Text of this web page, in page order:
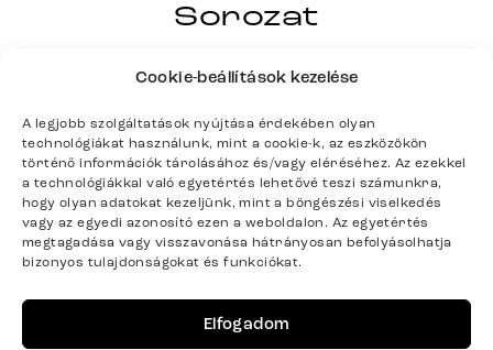
Cookie-beállítások kezelése
A legjobb szolgáltatások nyújtása érdekében olyan
technológiákat használunk, mint a cookie-k, az eszközökön
történő információk tárolásához és/vagy eléréséhez. Az ezekkel
a technológiákkal való egyetértés lehetővé teszi számunkra,
hogy olyan adatokat kezeljünk, mint a böngészési viselkedés
vagy az egyedi azonosító ezen a weboldalon. Az egyetértés
megtagadása vagy visszavonása hátrányosan befolyásolhatja
bizonyos tulajdonságokat és funkciókat.
Elfogadom
Sorozat
TAYA-FLEX Teljes sorozat részletei
Termék paraméterei
Színek Taupe, Fekete
Termék súlya kg-ban 106.5